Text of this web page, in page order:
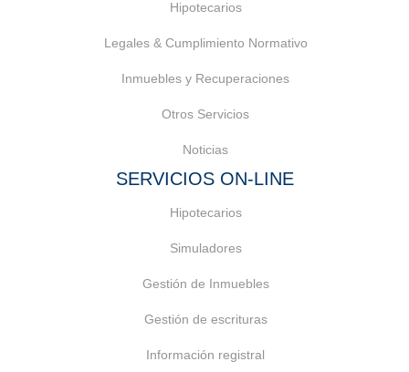
Hipotecarios
Legales & Cumplimiento Normativo
Inmuebles y Recuperaciones
Otros Servicios
Noticias
SERVICIOS ON-LINE
Hipotecarios
Simuladores
Gestión de Inmuebles
Gestión de escrituras
Información registral